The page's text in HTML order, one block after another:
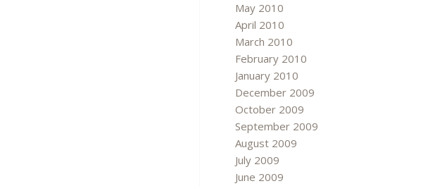
May 2010
April 2010
March 2010
February 2010
January 2010
December 2009
October 2009
September 2009
August 2009
July 2009
June 2009